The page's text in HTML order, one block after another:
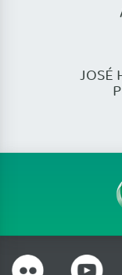
JOSÉ